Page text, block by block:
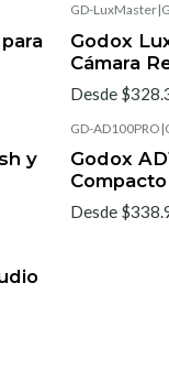
GD-LuxMaster|
Godox
Cámara
Desde
y
GD-AD100PRO |
Godox
Desde